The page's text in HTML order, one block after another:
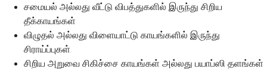
சமையல் அல்லது வீட்டு விபத்துகளில் இருந்து சிறிய
தீக்காயங்கள்
விழுதல் அல்லது விளையாட்டு காயங்களில் இருந்து
சிராய்ப்புகள்
சிறிய அறுவை சிகிச்சை காயங்கள் அல்லது பயாப்ஸி தளங்கள்